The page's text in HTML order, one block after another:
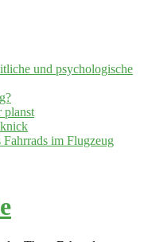
und psychologische
planst
im Flugzeug